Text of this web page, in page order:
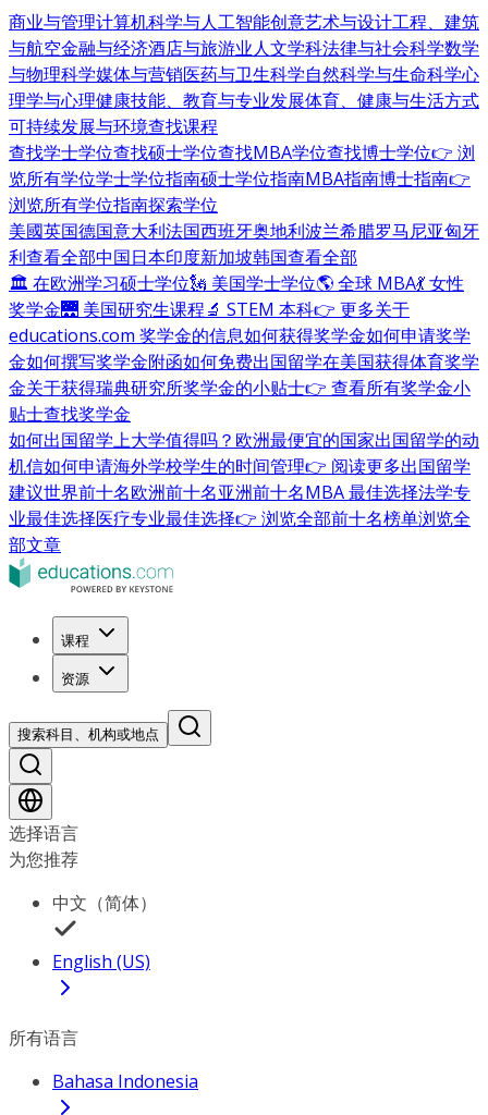
商业与管理计算机科学与人工智能创意艺术与设计工程、建筑
与航空金融与经济酒店与旅游业人文学科法律与社会科学数学
与物理科学媒体与营销医药与卫生科学自然科学与生命科学心
理学与心理健康技能、教育与专业发展体育、健康与生活方式
可持续发展与环境查找课程
查找学士学位查找硕士学位查找MBA学位查找博士学位👉 浏
览所有学位学士学位指南硕士学位指南MBA指南博士指南👉
浏览所有学位指南探索学位
美國英国德国意大利法国西班牙奥地利波兰希腊罗马尼亚匈牙
利查看全部中国日本印度新加坡韩国查看全部
🏛 在欧洲学习硕士学位🗽 美国学士学位🌎 全球 MBA💃 女性
奖学金🌉 美国研究生课程🔬 STEM 本科👉 更多关于
educations.com 奖学金的信息如何获得奖学金如何申请奖学
金如何撰写奖学金附函如何免费出国留学在美国获得体育奖学
金关于获得瑞典研究所奖学金的小贴士👉 查看所有奖学金小
贴士查找奖学金
如何出国留学上大学值得吗？ 欧洲最便宜的国家出国留学的动
机信如何申请海外学校学生的时间管理👉 阅读更多出国留学
建议世界前十名欧洲前十名亚洲前十名MBA 最佳选择法学专
业最佳选择医疗专业最佳选择👉 浏览全部前十名榜单浏览全
部文章
课程
资源
搜索科目、机构或地点
选择语言
为您推荐
中文（简体）
English (US)
所有语言
Bahasa Indonesia